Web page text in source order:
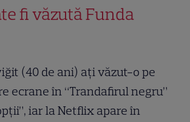
fi văzută Funda
(40 de ani) ați văzut-o pe
ecrane în “Trandafirul negru”
iar la Netflix apare în